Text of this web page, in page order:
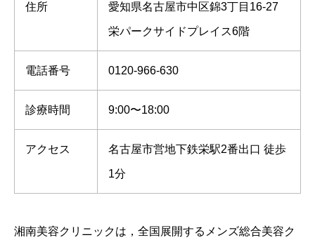
住所 愛知県名古屋市中区錦3丁目16-27
栄パークサイドプレイス6階
電話番号 0120-966-630
診療時間 9:00〜18:00
アクセス 名古屋市営地下鉄栄駅2番出口 徒歩
1分
湘南美容クリニックは，全国展開するメンズ総合美容ク